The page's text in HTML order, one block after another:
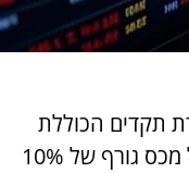
תקדים הכוללת
שורת מכסים רחבה על סחורות מיובאות. במסגרת התוכנית יוטל מכס גורף של 10%